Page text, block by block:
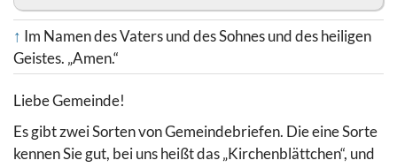
↑ Im Namen des Vaters und des Sohnes und des heiligen
Geistes. „Amen.“
Liebe Gemeinde!
Es gibt zwei Sorten von Gemeindebriefen. Die eine Sorte
kennen Sie gut, bei uns heißt das „Kirchenblättchen“, und